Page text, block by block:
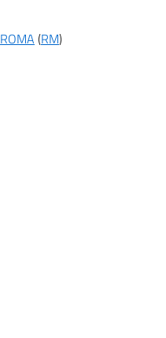
ROMA (RM)